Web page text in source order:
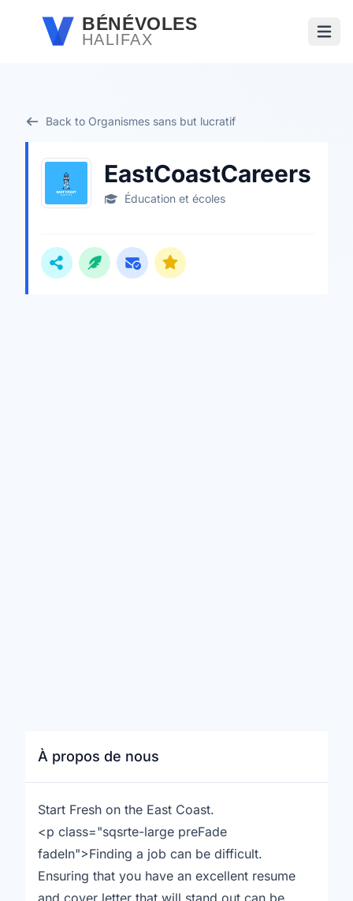
Passer au contenu principal
BÉNÉVOLES
HALIFAX
Back to Organismes sans but lucratif
EastCoastCareers
Éducation et écoles
À propos de nous
Start Fresh on the East Coast.
<p class="sqsrte-large preFade
fadeIn">Finding a job can be difficult.
Ensuring that you have an excellent resume
and cover letter that will stand out can be